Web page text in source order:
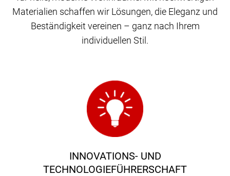
Materialien schaffen wir Lösungen, die Eleganz und
Beständigkeit vereinen – ganz nach Ihrem
individuellen Stil.
INNOVATIONS- UND
TECHNOLOGIEFÜHRERSCHAFT